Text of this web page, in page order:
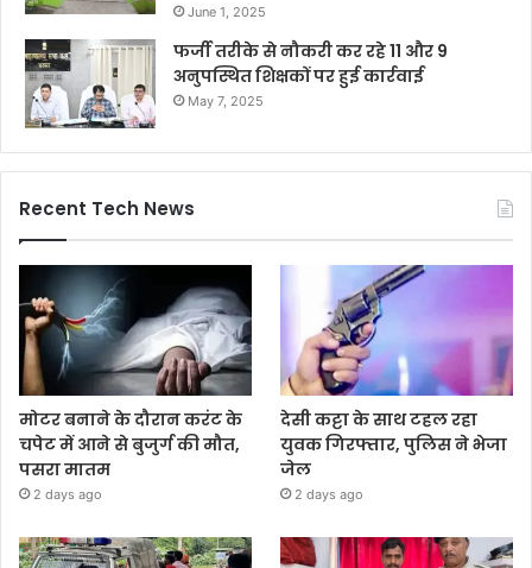
June 1, 2025
फर्जी तरीके से नौकरी कर रहे 11 और 9
अनुपस्थित शिक्षकों पर हुई कार्रवाई
May 7, 2025
Recent Tech News
मोटर बनाने के दौरान करंट के
चपेट में आने से बुजुर्ग की मौत,
पसरा मातम
2 days ago
देसी कट्टा के साथ टहल रहा
युवक गिरफ्तार, पुलिस ने भेजा
जेल
2 days ago